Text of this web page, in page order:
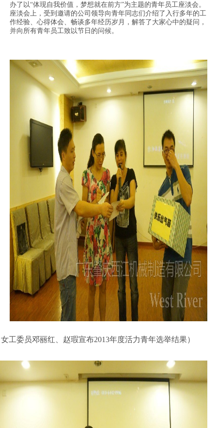
办了以“体现自我价值，梦想就在前方”为主题的青年员工座淡会。
座淡会上，受到邀请的公司领导向青年同志们介绍了入行多年的工
作经验、心得体会、畅谈多年经历岁月，解答了大家心中的疑问，
并向所有青年员工致以节日的问候。
工委员邓丽红、赵瑕宣布2013年度活力青年选举结果）